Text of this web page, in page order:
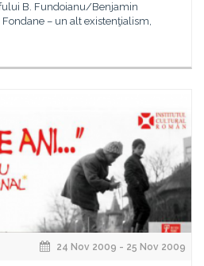
B. Fundoianu/Benjamin
– un alt existenţialism,
24 Nov 2009 - 25 Nov 2009